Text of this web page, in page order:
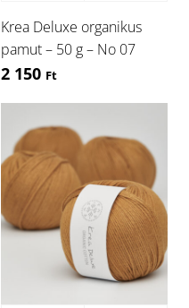
Krea Deluxe organikus
pamut – 50 g – No 07
2 150 Ft